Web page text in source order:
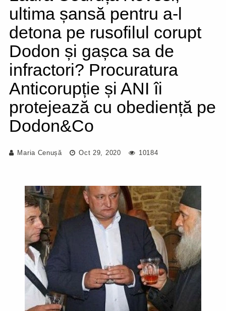
ultima șansă pentru a-l
detona pe rusofilul corupt
Dodon și gașca sa de
infractori? Procuratura
Anticorupție și ANI îi
protejează cu obediență pe
Dodon&Co
Maria Cenușă Oct 29, 2020 10184